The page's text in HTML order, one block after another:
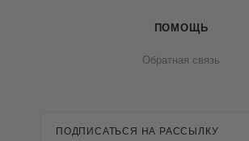
ПОМОЩЬ
Обратная связь
ПОДПИСАТЬСЯ НА РАССЫЛКУ